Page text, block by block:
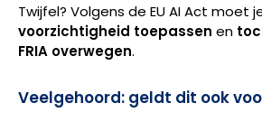
Twijfel? Volgens de EU AI Act moet
voorzichtigheid toepassen en
FRIA overwegen.
Veelgehoord: geldt dit ook